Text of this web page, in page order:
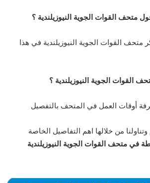
متحف القوات الجوية النيوزيلندية ؟
القوات الجوية النيوزيلندية في هذا
القوات الجوية النيوزيلندية ؟
أوقات العمل في المتحف بالتفصيل
من خلالها اهم التفاصيل الخاصة
6 أنشطة في متحف القوات الجوية النيوزيلندية